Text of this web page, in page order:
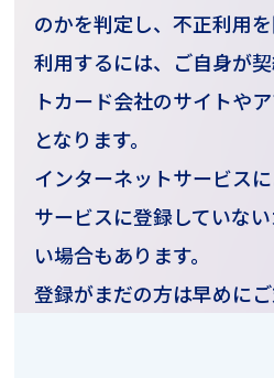
のかを判定し、不正利用を
利用するには、ご自身が
トカード会社のサイトや
となります。
インターネットサービス
サービスに登録していな
い場合もあります。
登録がまだの方は早めにご